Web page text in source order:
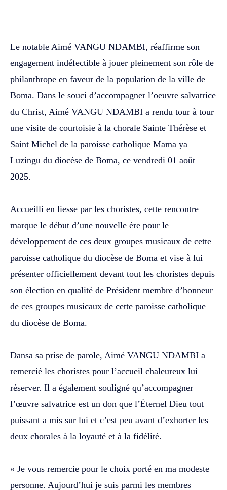
‎Le notable Aimé VANGU NDAMBI, réaffirme son
engagement indéfectible à jouer pleinement son rôle de
philanthrope en faveur de la population de la ville de
Boma. Dans le souci d’accompagner l’oeuvre salvatrice
du Christ, Aimé VANGU NDAMBI a rendu tour à tour
une visite de courtoisie à la chorale Sainte Thérèse et
Saint Michel de la paroisse catholique Mama ya
Luzingu du diocèse de Boma, ce vendredi 01 août
2025.
‎Accueilli en liesse par les choristes, cette rencontre
marque le début d’une nouvelle ère pour le
développement de ces deux groupes musicaux de cette
paroisse catholique du diocèse de Boma et vise à lui
présenter officiellement devant tout les choristes depuis
son élection en qualité de Président membre d’honneur
de ces groupes musicaux de cette paroisse catholique
du diocèse de Boma.
‎Dansa sa prise de parole, Aimé VANGU NDAMBI a
remercié les choristes pour l’accueil chaleureux lui
réserver. Il a également souligné qu’accompagner
l’œuvre salvatrice est un don que l’Éternel Dieu tout
puissant a mis sur lui et c’est peu avant d’exhorter les
deux chorales à la loyauté et à la fidélité.
‎« Je vous remercie pour le choix porté en ma modeste
personne. Aujourd’hui je suis parmi les membres